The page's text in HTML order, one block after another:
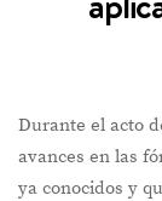
Durante el acto
avances en las
ya conocidos y